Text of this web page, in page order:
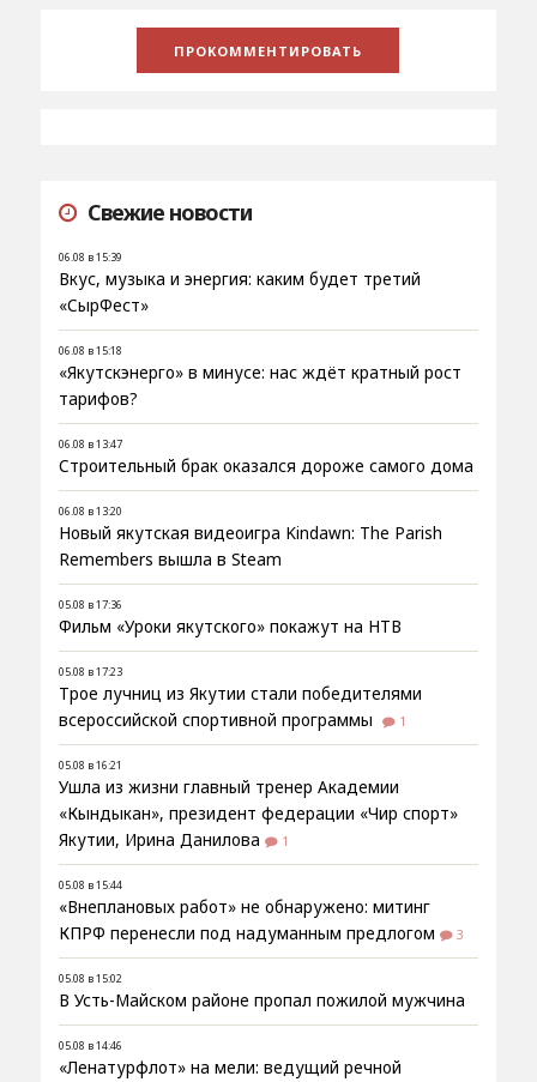
Свежие новости
06.08 в 15:39
Вкус, музыка и энергия: каким будет третий
«СырФест»
06.08 в 15:18
«Якутскэнерго» в минусе: нас ждёт кратный рост
тарифов?
06.08 в 13:47
Строительный брак оказался дороже самого дома
06.08 в 13:20
Новый якутская видеоигра Kindawn: The Parish
Remembers вышла в Steam
05.08 в 17:36
Фильм «Уроки якутского» покажут на НТВ
05.08 в 17:23
Трое лучниц из Якутии стали победителями
всероссийской спортивной программы
1
05.08 в 16:21
Ушла из жизни главный тренер Академии
«Кындыкан», президент федерации «Чир спорт»
Якутии, Ирина Данилова
1
05.08 в 15:44
«Внеплановых работ» не обнаружено: митинг
КПРФ перенесли под надуманным предлогом
3
05.08 в 15:02
В Усть-Майском районе пропал пожилой мужчина
05.08 в 14:46
«Ленатурфлот» на мели: ведущий речной